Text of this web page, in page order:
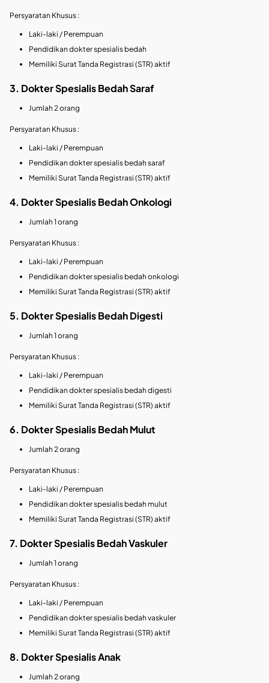
Persyaratan Khusus :
Laki-laki / Perempuan
Pendidikan dokter spesialis bedah
Memiliki Surat Tanda Registrasi (STR) aktif
3. Dokter Spesialis Bedah Saraf
Jumlah 2 orang
Persyaratan Khusus :
Laki-laki / Perempuan
Pendidikan dokter spesialis bedah saraf
Memiliki Surat Tanda Registrasi (STR) aktif
4. Dokter Spesialis Bedah Onkologi
Jumlah 1 orang
Persyaratan Khusus :
Laki-laki / Perempuan
Pendidikan dokter spesialis bedah onkologi
Memiliki Surat Tanda Registrasi (STR) aktif
5. Dokter Spesialis Bedah Digesti
Jumlah 1 orang
Persyaratan Khusus :
Laki-laki / Perempuan
Pendidikan dokter spesialis bedah digesti
Memiliki Surat Tanda Registrasi (STR) aktif
6. Dokter Spesialis Bedah Mulut
Jumlah 2 orang
Persyaratan Khusus :
Laki-laki / Perempuan
Pendidikan dokter spesialis bedah mulut
Memiliki Surat Tanda Registrasi (STR) aktif
7. Dokter Spesialis Bedah Vaskuler
Jumlah 1 orang
Persyaratan Khusus :
Laki-laki / Perempuan
Pendidikan dokter spesialis bedah vaskuler
Memiliki Surat Tanda Registrasi (STR) aktif
8. Dokter Spesialis Anak
Jumlah 2 orang